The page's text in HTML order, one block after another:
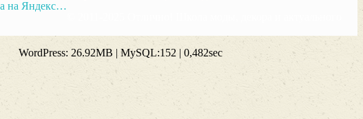
WordPress: 26.92MB | MySQL:152 | 0,482sec